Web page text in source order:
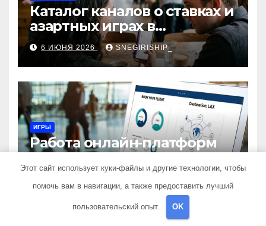
Каталог каналов о ставках и
азартных играх в
мессенджерах
6 ИЮНЯ 2026 SNEGIRISHIP_
ИГРЫ
Работа онлайн‑платформ
для оформления
авиабилетов: алгоритмы,
сборы и безопасность
Этот сайт использует куки-файлы и другие технологии, чтобы
помочь вам в навигации, а также предоставить лучший
пользовательский опыт. OK